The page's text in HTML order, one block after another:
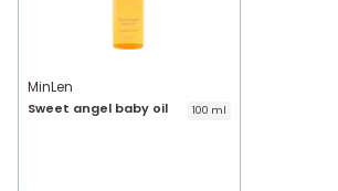
MinLen
Sweet angel baby oil 100 ml